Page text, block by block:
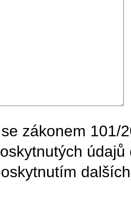
zákonem 101/